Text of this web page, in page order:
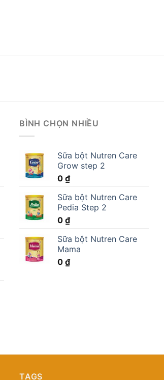
BÌNH CHỌN NHIỀU
Sữa bột Nutren Care
Grow step 2
0 ₫
Sữa bột Nutren Care
Pedia Step 2
0 ₫
Sữa bột Nutren Care
Mama
0 ₫
TAGS